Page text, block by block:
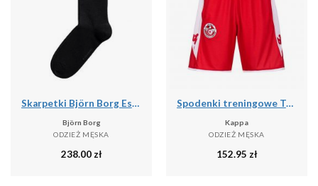
Skarpetki Björn Borg Essential (x10)
Björn Borg
ODZIEŻ MĘSKA
238.00 zł
Spodenki treningowe Tunisie Ahora Pro 7 2024
Kappa
ODZIEŻ MĘSKA
152.95 zł